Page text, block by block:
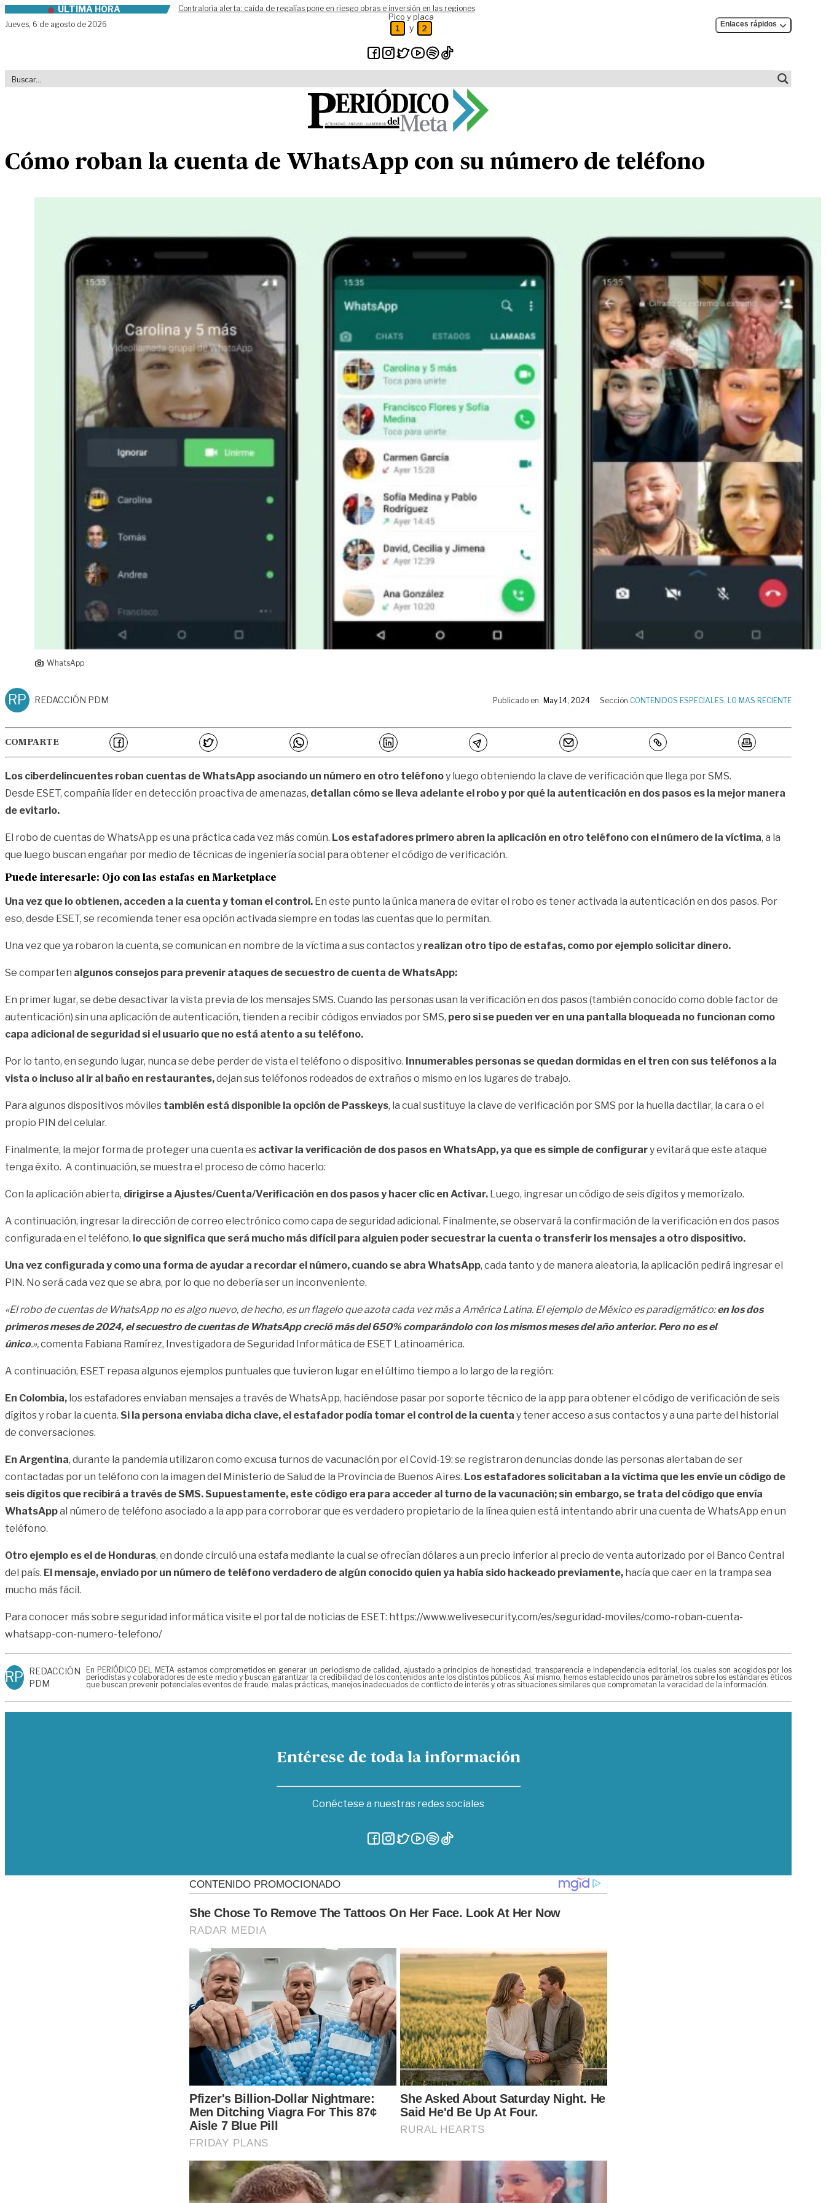
Skip to contentÚLTIMA HORA
Contraloría alerta: caída de regalías pone en riesgo obras e inversión en las regiones
Jueves, 6 de agosto de 2026
Pico y placa
1 y 2 Enlaces rápidos
Cómo roban la cuenta de WhatsApp con su número de teléfono
WhatsApp
RP REDACCIÓN PDM Publicado en May 14, 2024 Sección CONTENIDOS ESPECIALES, LO MAS RECIENTE
COMPARTE
Los ciberdelincuentes roban cuentas de WhatsApp asociando un número en otro teléfonoy luego obteniendo la clave de verificación que llega por SMS.
Desde ESET, compañía líder en detección proactiva de amenazas, detallan cómo se lleva adelante el robo y por qué la autenticación en dos pasos es la mejor manera
de evitarlo.
El robo de cuentas de WhatsApp es una práctica cada vez más común. Los estafadores primero abren la aplicación en otro teléfono con el número de la víctima, a la
que luego buscan engañar por medio de técnicas de ingeniería social para obtener el código de verificación.
Puede interesarle: Ojo con las estafas en Marketplace
Una vez que lo obtienen, acceden a la cuenta y toman el control. En este punto la única manera de evitar el robo es tener activada la autenticación en dos pasos. Por
eso, desde ESET, se recomienda tener esa opción activada siempre en todas las cuentas que lo permitan.
Una vez que ya robaron la cuenta, se comunican en nombre de la víctima a sus contactos y realizan otro tipo de estafas, como por ejemplo solicitar dinero.
Se comparten algunos consejos para prevenir ataques de secuestro de cuenta de WhatsApp:
En primer lugar, se debe desactivar la vista previa de los mensajes SMS. Cuando las personas usan la verificación en dos pasos (también conocido como doble factor de
autenticación) sin una aplicación de autenticación, tienden a recibir códigos enviados por SMS, pero si se pueden ver en una pantalla bloqueada no funcionan como
capa adicional de seguridad si el usuario que no está atento a su teléfono.
Por lo tanto, en segundo lugar, nunca se debe perder de vista el teléfono o dispositivo. Innumerables personas se quedan dormidas en el tren con sus teléfonos a la
vista o incluso al ir al baño en restaurantes,dejan sus teléfonos rodeados de extraños o mismo en los lugares de trabajo.
Para algunos dispositivos móviles también está disponible la opción de Passkeys, la cual sustituye la clave de verificación por SMS por la huella dactilar, la cara o el
propio PIN del celular.
Finalmente, la mejor forma de proteger una cuenta es activar la verificación de dos pasos en WhatsApp,ya que es simple de configurary evitará que este ataque
tenga éxito. A continuación, se muestra el proceso de cómo hacerlo:
Con la aplicación abierta, dirigirse a Ajustes/Cuenta/Verificación en dos pasos y hacer clic en Activar. Luego, ingresar un código de seis dígitos y memorízalo.
A continuación, ingresar la dirección de correo electrónico como capa de seguridad adicional. Finalmente, se observará la confirmación de la verificación en dos pasos
configurada en el teléfono, lo que significa que será mucho más difícil para alguien poder secuestrar la cuenta o transferir los mensajes a otro dispositivo.
Una vez configurada y como una forma de ayudar a recordar el número, cuando se abra WhatsApp, cada tanto y de manera aleatoria, la aplicación pedirá ingresar el
PIN. No será cada vez que se abra, por lo que no debería ser un inconveniente.
«El robo de cuentas de WhatsApp no es algo nuevo, de hecho, es un flagelo que azota cada vez más a América Latina. El ejemplo de México es paradigmático:en los dos
primeros meses de 2024, el secuestro de cuentas de WhatsApp creció más del 650% comparándolo con los mismos meses del año anterior. Pero no es el
único.»,comenta Fabiana Ramírez, Investigadora de Seguridad Informática de ESET Latinoamérica.
A continuación, ESET repasa algunos ejemplos puntuales que tuvieron lugar en el último tiempo a lo largo de la región:
En Colombia, los estafadores enviaban mensajes a través de WhatsApp, haciéndose pasar por soporte técnico de la app para obtener el código de verificación de seis
dígitos y robar la cuenta. Si la persona enviaba dicha clave, el estafador podía tomar el control de la cuenta y tener acceso a sus contactos y a una parte del historial
de conversaciones.
En Argentina, durante la pandemia utilizaron como excusa turnos de vacunación por el Covid-19: se registraron denuncias donde las personas alertaban de ser
contactadas por un teléfono con la imagen del Ministerio de Salud de la Provincia de Buenos Aires. Los estafadores solicitaban a la víctima que les envíe un código de
seis dígitos que recibirá a través de SMS. Supuestamente, este código era para acceder al turno de la vacunación; sin embargo, se trata del código que envía
WhatsAppal número de teléfono asociado a la app para corroborar que es verdadero propietario de la línea quien está intentando abrir una cuenta de WhatsApp en un
teléfono.
Otro ejemplo es el de Honduras, en donde circuló una estafa mediante la cual se ofrecían dólares a un precio inferior al precio de venta autorizado por el Banco Central
del país. El mensaje, enviado por un número de teléfono verdadero de algún conocido quien ya había sido hackeado previamente, hacía que caer en la trampa sea
mucho más fácil.
Para conocer más sobre seguridad informática visite el portal de noticias de ESET: https://www.welivesecurity.com/es/seguridad-moviles/como-roban-cuenta-
whatsapp-con-numero-telefono/
RP REDACCIÓN
PDM
En PERIÓDICO DEL META estamos comprometidos en generar un periodismo de calidad, ajustado a principios de honestidad, transparencia e independencia editorial, los cuales son acogidos por los
periodistas y colaboradores de este medio y buscan garantizar la credibilidad de los contenidos ante los distintos públicos. Así mismo, hemos establecido unos parámetros sobre los estándares éticos
que buscan prevenir potenciales eventos de fraude, malas prácticas, manejos inadecuados de conflicto de interés y otras situaciones similares que comprometan la veracidad de la información.
Entérese de toda la información
Conéctese a nuestras redes sociales